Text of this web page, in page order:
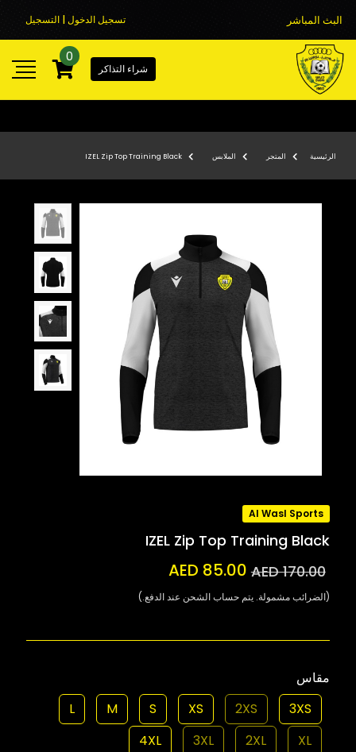
البث المباشر تسجيل الدخول | التسجيل
شراء التذاكر
0
الرئيسية المتجر الملابس IZEL Zip Top Training Black
Al Wasl Sports
IZEL Zip Top Training Black
AED 170.00
AED 85.00
(الضرائب مشمولة. يتم حساب الشحن عند الدفع.)
مقاس
3XS
2XS
XS
S
M
L
XL
2XL
3XL
4XL